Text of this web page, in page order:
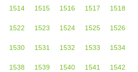
1514 1515 1516 1517 1518
1522 1523 1524 1525 1526
1530 1531 1532 1533 1534
1538 1539 1540 1541 1542